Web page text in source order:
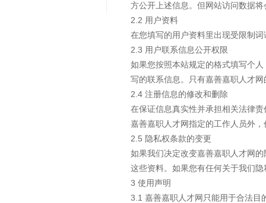
方公开上述信息。但网站访问数据
2.2 用户资料
在您填写的用户资料里出现受限制
2.3 用户联系信息公开权限
如果您按照本站规定的格式填写个
写的联系信息。只有嘉善嘉职人才
2.4 注册信息的修改和删除
在保证信息真实性并承担相关法律
嘉善嘉职人才网指定的工作人员外
2.5 隐私权条款的变更
如果我们决定改变嘉善嘉职人才网
这些资料。如果您有任何关于我们
3 使用声明
3.1 嘉善嘉职人才网只能用于合法目